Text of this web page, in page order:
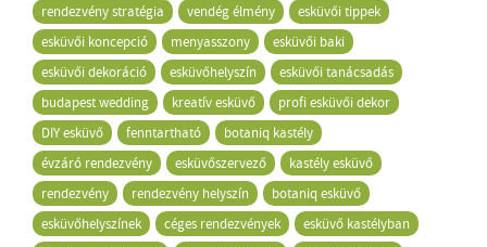
rendezvény stratégia
vendég élmény
esküvői tippek
esküvői koncepció
menyasszony
esküvői baki
esküvői dekoráció
esküvőhelyszín
esküvői tanácsadás
budapest wedding
kreatív esküvő
profi esküvői dekor
DIY esküvő
fenntartható
botaniq kastély
évzáró rendezvény
esküvőszervező
kastély esküvő
rendezvény
rendezvény helyszín
botaniq esküvő
esküvőhelyszínek
céges rendezvények
esküvő kastélyban